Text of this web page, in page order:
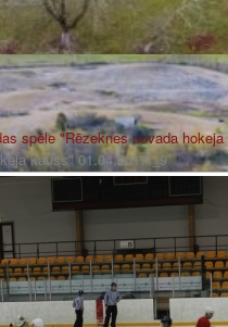
spēle "Rēzeknes novada
kauss" 01.04.2017._9